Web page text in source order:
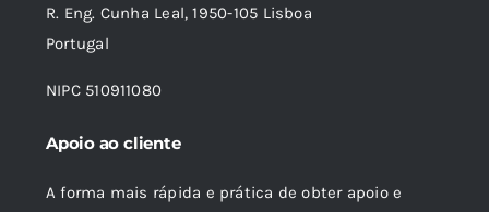
R. Eng. Cunha Leal, 1950-105 Lisboa
Portugal
NIPC 510911080
Apoio ao cliente
A forma mais rápida e prática de obter apoio e